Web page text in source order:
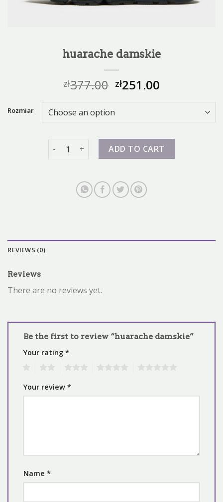
huarache damskie
zł377.00 zł251.00
Rozmiar
huarache damskie quantity
ADD TO CART
REVIEWS (0)
Reviews
There are no reviews yet.
Be the first to review “huarache damskie”
Your rating *
Your review *
Name *